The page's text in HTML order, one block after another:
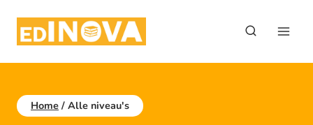
naar
inhoud
Home / Alle niveau's